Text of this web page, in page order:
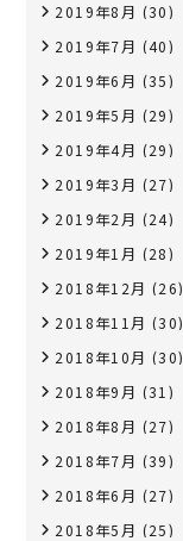
2019年8月 (30)
2019年7月 (40)
2019年6月 (35)
2019年5月 (29)
2019年4月 (29)
2019年3月 (27)
2019年2月 (24)
2019年1月 (28)
2018年12月 (26)
2018年11月 (30)
2018年10月 (30)
2018年9月 (31)
2018年8月 (27)
2018年7月 (39)
2018年6月 (27)
2018年5月 (25)